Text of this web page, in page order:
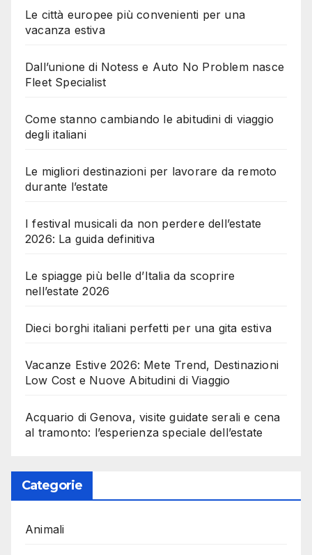
Le città europee più convenienti per una
vacanza estiva
Dall’unione di Notess e Auto No Problem nasce
Fleet Specialist
Come stanno cambiando le abitudini di viaggio
degli italiani
Le migliori destinazioni per lavorare da remoto
durante l’estate
I festival musicali da non perdere dell’estate
2026: La guida definitiva
Le spiagge più belle d’Italia da scoprire
nell’estate 2026
Dieci borghi italiani perfetti per una gita estiva
Vacanze Estive 2026: Mete Trend, Destinazioni
Low Cost e Nuove Abitudini di Viaggio
Acquario di Genova, visite guidate serali e cena
al tramonto: l’esperienza speciale dell’estate
Categorie
Animali